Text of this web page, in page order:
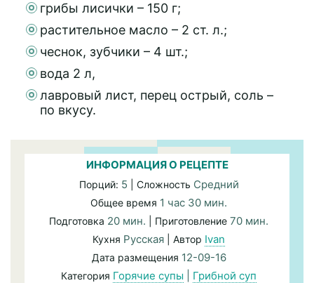
грибы лисички – 150 г;
растительное масло – 2 ст. л.;
чеснок, зубчики – 4 шт.;
вода 2 л,
лавровый лист, перец острый, соль –
по вкусу.
ИНФОРМАЦИЯ О РЕЦЕПТЕ
Порций: 5 | Сложность Средний
Общее время 1 час 30 мин.
Подготовка 20 мин. | Приготовление 70 мин.
Кухня Русская | Автор Ivan
Дата размещения 12-09-16
Категория Горячие супы Грибной суп